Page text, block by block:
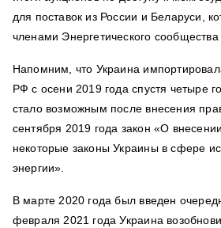
для поставок из России и Беларуси,
членами Энергетического
Напомним, что Украина
РФ с осени 2019 года спустя четыре
стало возможным после внесения
сентября 2019 года закон «О
некоторые законы Украины в сфере
энергии».
В марте 2020 года был введен
февраля 2021 года Украина